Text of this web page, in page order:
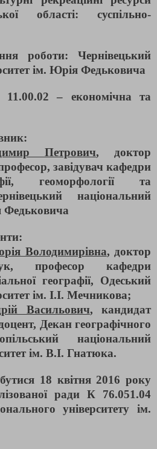
області: суспільно-
роботи: Чернівецький
ім. Юрія Федьковича
11.00.02 – економічна та
Петрович, доктор
завідувач кафедри
геоморфології та
національний
Федьковича
Володимирівна, доктор
професор кафедри
географії, Одеський
ім. І.І. Мечникова;
Васильович, кандидат
Декан географічного
національний
ім. В.І. Гнатюка.
18 квітня 2016 року
ради К 76.051.04
університету ім.